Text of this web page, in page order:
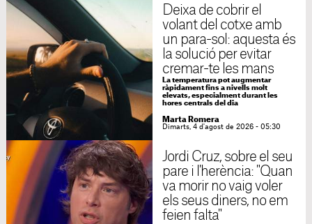
Deixa de cobrir el
volant del cotxe amb
un para-sol: aquesta és
la solució per evitar
cremar-te les mans
La temperatura pot augmentar
ràpidament fins a nivells molt
elevats, especialment durant les
hores centrals del dia
Marta Romera
Dimarts, 4 d'agost de 2026 - 05:30
Jordi Cruz, sobre el seu
pare i l'herència: "Quan
va morir no vaig voler
els seus diners, no em
feien falta"